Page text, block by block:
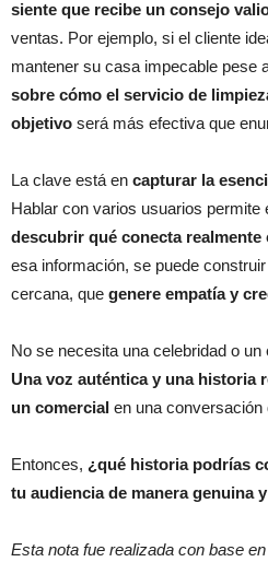
siente que recibe un consejo
ventas. Por ejemplo, si el cliente
mantener su casa impecable pese
sobre cómo el servicio de
objetivo será más efectiva que
La clave está en capturar la
Hablar con varios usuarios permite
descubrir qué conecta
esa información, se puede
cercana, que genere empatía y
No se necesita una celebridad o
Una voz auténtica y una historia
un comercial en una conversación
Entonces, ¿qué historia podrías
tu audiencia de manera genuina
Esta nota fue realizada con base